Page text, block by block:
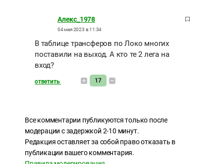
Алекс_1978
04 мая 2023 в 11:34
В таблице трансферов по Локо многих
поставили на выход. А кто те 2 лега на
вход?
ответить 17
Все комментарии публикуются только после
модерации с задержкой 2-10 минут.
Редакция оставляет за собой право отказать в
публикации вашего комментария.